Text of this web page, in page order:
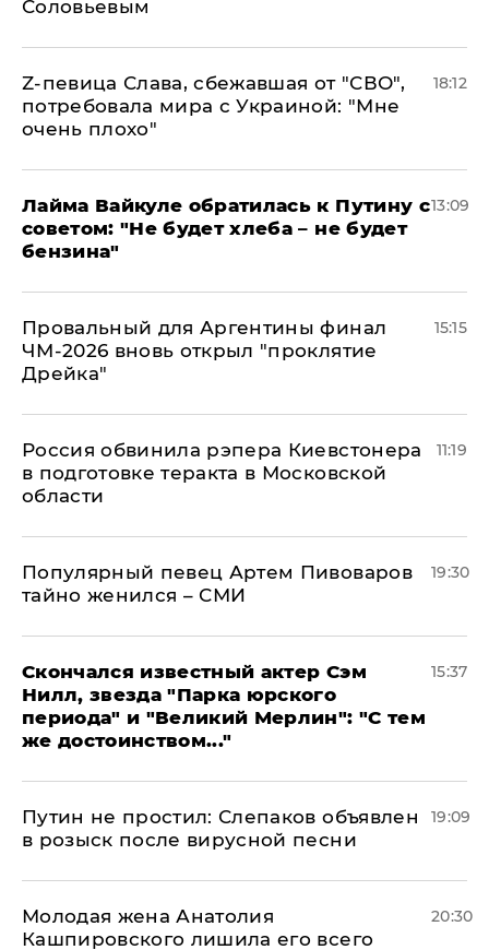
Соловьевым
Z-певица Слава, сбежавшая от "СВО",
потребовала мира с Украиной: "Мне
очень плохо"
18:12
Лайма Вайкуле обратилась к Путину с
советом: "Не будет хлеба – не будет
бензина"
13:09
Провальный для Аргентины финал
ЧМ-2026 вновь открыл "проклятие
Дрейка"
15:15
Россия обвинила рэпера Киевстонера
в подготовке теракта в Московской
области
11:19
Популярный певец Артем Пивоваров
тайно женился – СМИ
19:30
Скончался известный актер Сэм
Нилл, звезда "Парка юрского
периода" и "Великий Мерлин": "С тем
же достоинством..."
15:37
Путин не простил: Слепаков объявлен
в розыск после вирусной песни
19:09
Молодая жена Анатолия
Кашпировского лишила его всего
20:30